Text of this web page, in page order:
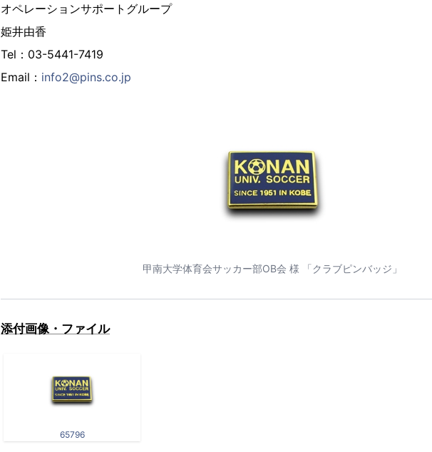
オペレーションサポートグループ
姫井由香
Tel：03-5441-7419
Email： info2@pins.co.jp
甲南大学体育会サッカー部OB会 様 「クラブピンバッジ」
添付画像・ファイル
65796